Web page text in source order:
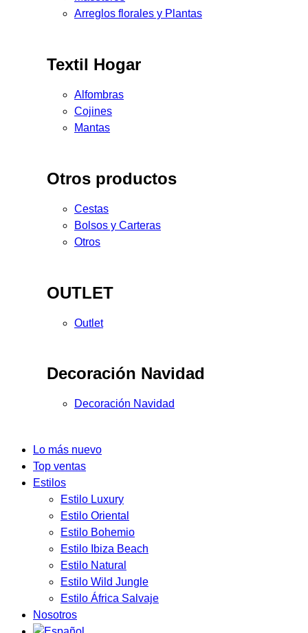
Arreglos florales y Plantas
Textil Hogar
Alfombras
Cojines
Mantas
Otros productos
Cestas
Bolsos y Carteras
Otros
OUTLET
Outlet
Decoración Navidad
Decoración Navidad
Lo más nuevo
Top ventas
Estilos
Estilo Luxury
Estilo Oriental
Estilo Bohemio
Estilo Ibiza Beach
Estilo Natural
Estilo Wild Jungle
Estilo África Salvaje
Nosotros